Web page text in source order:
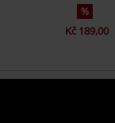
%
Kč 189,00